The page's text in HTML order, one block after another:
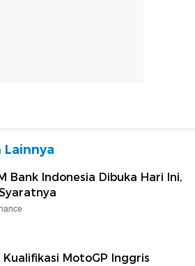
Bank Indonesia Dibuka Hari Ini,
Kualifikasi MotoGP Inggris